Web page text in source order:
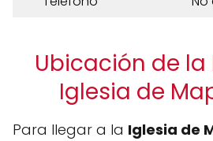
Ubicación de la
Iglesia de
Para llegar a la Iglesia de